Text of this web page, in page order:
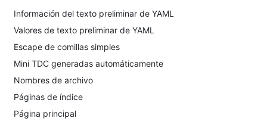
Información del texto preliminar de YAML
Valores de texto preliminar de YAML
Escape de comillas simples
Mini TDC generadas automáticamente
Nombres de archivo
Páginas de índice
Página principal